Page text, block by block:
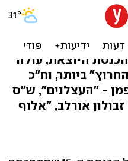
15: ח"כ איתן -
- "העצלן"
היוצאת, עולה
ביותר, וח"כ
- "העצלנים", ש"ס
אורלב, "אלוף